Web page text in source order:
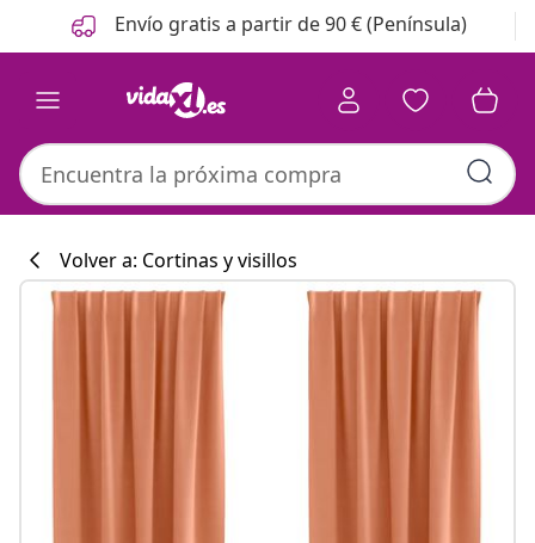
Anterior
Siguiente Envío gratis a partir de 90 € (Península)
Colección de
Volver a: Cortinas y visillos